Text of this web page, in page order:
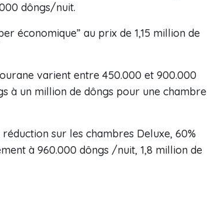
dôngs/nuit.
économique” au prix de 1,15 million de
varient entre 450.000 et 900.000
à un million de dôngs pour une chambre
sur les chambres Deluxe, 60%
à 960.000 dôngs /nuit, 1,8 million de